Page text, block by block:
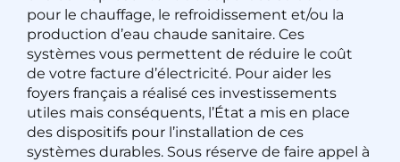
pour le chauffage, le refroidissement et/ou la
production d’eau chaude sanitaire. Ces
systèmes vous permettent de réduire le coût
de votre facture d’électricité. Pour aider les
foyers français a réalisé ces investissements
utiles mais conséquents, l’État a mis en place
des dispositifs pour l’installation de ces
systèmes durables. Sous réserve de faire appel à